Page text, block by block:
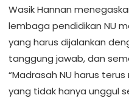
Wasik Hannan
lembaga pendidikan NU
yang harus dijalankan
tanggung jawab, dan
“Madrasah NU harus
yang tidak hanya unggul